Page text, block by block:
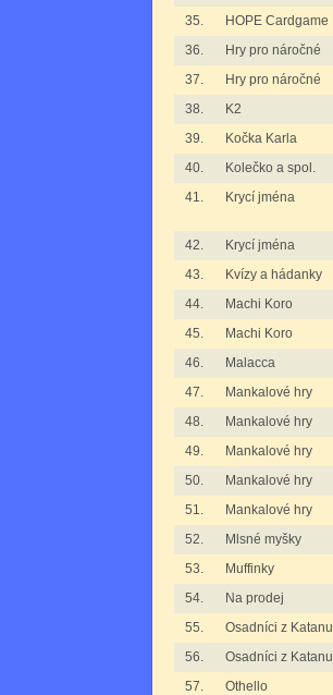
35.
HOPE Cardgame
36.
Hry pro náročné
37.
Hry pro náročné
38.
K2
39.
Kočka Karla
40.
Kolečko a spol.
41.
Krycí jména
42. Krycí jména
43.
Kvízy a hádanky
44.
Machi Koro
45.
Machi Koro
46.
Malacca
47.
Mankalové hry
48.
Mankalové hry
49.
Mankalové hry
50.
Mankalové hry
51.
Mankalové hry
52.
Mlsné myšky
53.
Muffinky
54.
Na prodej
55.
Osadníci z Katanu
56.
Osadníci z Katanu
57.
Othello